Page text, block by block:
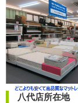
八代店所在地